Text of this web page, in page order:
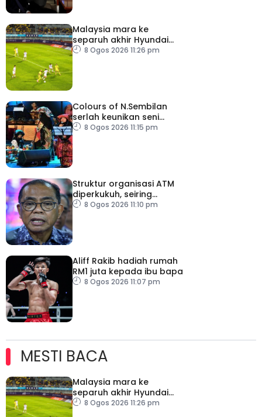
Malaysia mara ke
separuh akhir Hyundai
ASEAN Cup
8 Ogos 2026 11:26 pm
Colours of N.Sembilan
serlah keunikan seni
budaya negeri beradat
8 Ogos 2026 11:15 pm
Struktur organisasi ATM
diperkukuh, seiring
pemodenan aset
8 Ogos 2026 11:10 pm
Aliff Rakib hadiah rumah
RM1 juta kepada ibu bapa
8 Ogos 2026 11:07 pm
MESTI BACA
Malaysia mara ke
separuh akhir Hyundai
ASEAN Cup
8 Ogos 2026 11:26 pm